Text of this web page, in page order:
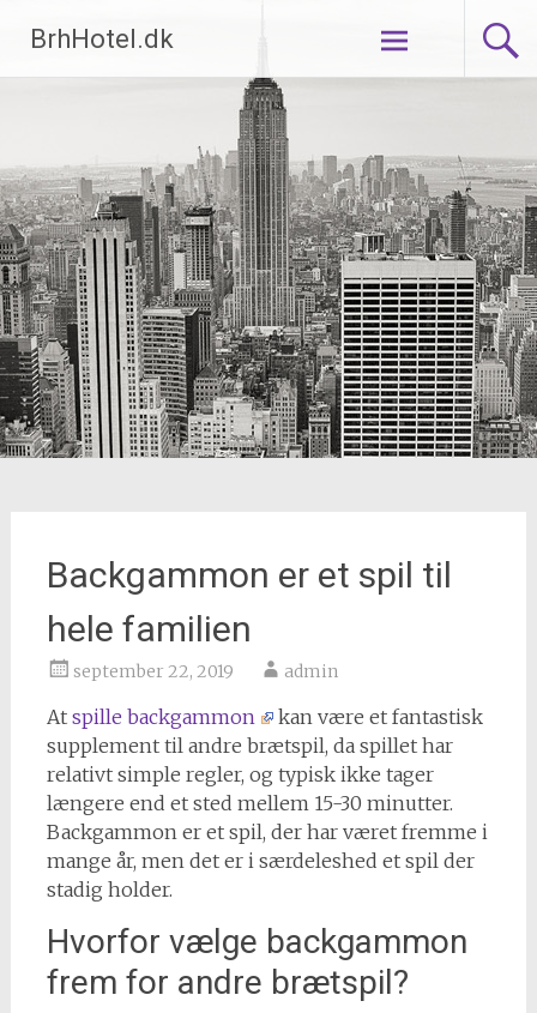
indhold
BrhHotel.dk
Backgammon er et spil til
hele familien
september 22, 2019 admin
At spille backgammon
kan være et fantastisk
supplement til andre brætspil, da spillet har
relativt simple regler, og typisk ikke tager
længere end et sted mellem 15-30 minutter.
Backgammon er et spil, der har været fremme i
mange år, men det er i særdeleshed et spil der
stadig holder.
Hvorfor vælge backgammon
frem for andre brætspil?